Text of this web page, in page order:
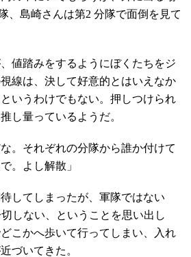
、島崎さんは第2 分隊で面倒を見て
値踏みをするようにぼくたちをジ
線は、決して好意的とはいえなか
いうわけでもない。押しつけられ
し量っているようだ。
。それぞれの分隊から誰か付けて
。よし解散」
してしまったが、軍隊ではない
しない、ということを思い出し
こかへ歩いて行ってしまい、入れ
づいてきた。